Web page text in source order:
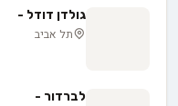
גולדן דודל -
תל אביב
לברדור -